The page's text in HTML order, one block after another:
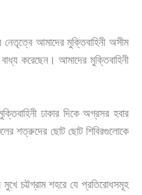
আমাদের মুক্তিবাহিনী অসীম
করেছেন। আমাদের মুক্তিবাহিনী
ঢাকার দিকে অগ্রসর হবার
শত্রুদের ছোট ছোট শিবিরগুলোকে
চট্টগ্রাম শহরে যে প্রতিরোধসমূহ